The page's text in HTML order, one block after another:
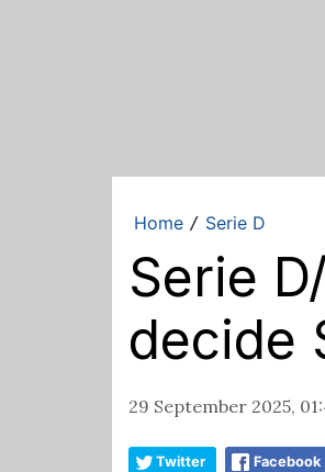
Home / Serie D
Serie
decide
29 September 2025,
Twitter Facebook